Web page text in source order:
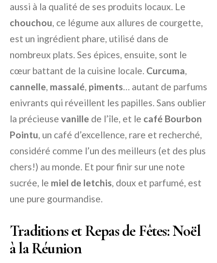
aussi à la qualité de ses produits locaux. Le
chouchou, ce légume aux allures de courgette,
est un ingrédient phare, utilisé dans de
nombreux plats. Ses épices, ensuite, sont le
cœur battant de la cuisine locale. Curcuma,
cannelle, massalé, piments… autant de parfums
enivrants qui réveillent les papilles. Sans oublier
la précieuse vanille de l’île, et le café Bourbon
Pointu, un café d’excellence, rare et recherché,
considéré comme l’un des meilleurs (et des plus
chers!) au monde. Et pour finir sur une note
sucrée, le miel de letchis, doux et parfumé, est
une pure gourmandise.
Traditions et Repas de Fêtes: Noël
à la Réunion